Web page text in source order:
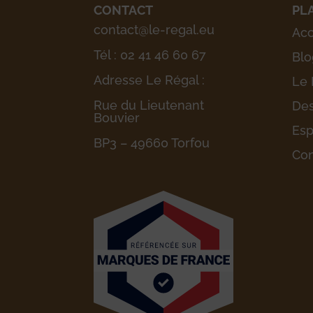
CONTACT
contact@le-regal.eu
Tél : 02 41 46 60 67
Adresse Le Régal :
Rue du Lieutenant
Bouvier
BP3 – 49660 Torfou
Le